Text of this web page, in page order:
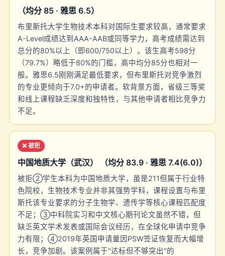
（均分 85 · 雅思 6.5）
布里斯托大学生物技术本科对国际生要求较高，通常要求
A-Level成绩达到AAA-AAB或同等学力，高考成绩需达到
总分的80%以上（即600/750以上）。该生高考598分
（79.7%）略低于80%的门槛，高中均分85分也相对一
般。雅思6.5刚刚满足最低要求，但布里斯托对竞争激烈
的专业更倾向于7.0+的申请者。软背景方面，省级三等奖
和线上课程缺乏深度和独特性，与其他申请者相比竞争力
不足。
❌ 被拒
中国地质大学（武汉） （均分 83.9 · 雅思 7.4(6.0)）
被拒②学生本科为中国地质大学，虽是211但属于行业特
色院校，生物技术专业并非其强势学科，课程设置与布里
斯托该专业要求的分子生物学、遗传学等核心课程匹配度
不足；③中科院实习和中文核心期刊论文虽然不错，但
缺乏英文学术发表或国际会议经历，在全球化申请中竞争
力有限；④2019年英国申请量因PSW签证恢复而大幅增
长，竞争加剧。该案例属于"达标但不够突出"的